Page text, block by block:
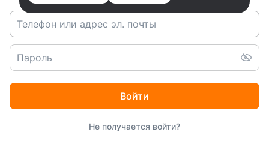
Войти
Не получается войти?